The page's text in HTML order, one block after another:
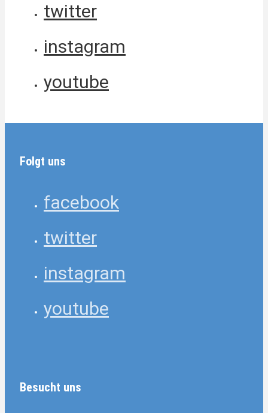
twitter
instagram
youtube
Folgt uns
facebook
twitter
instagram
youtube
Besucht uns